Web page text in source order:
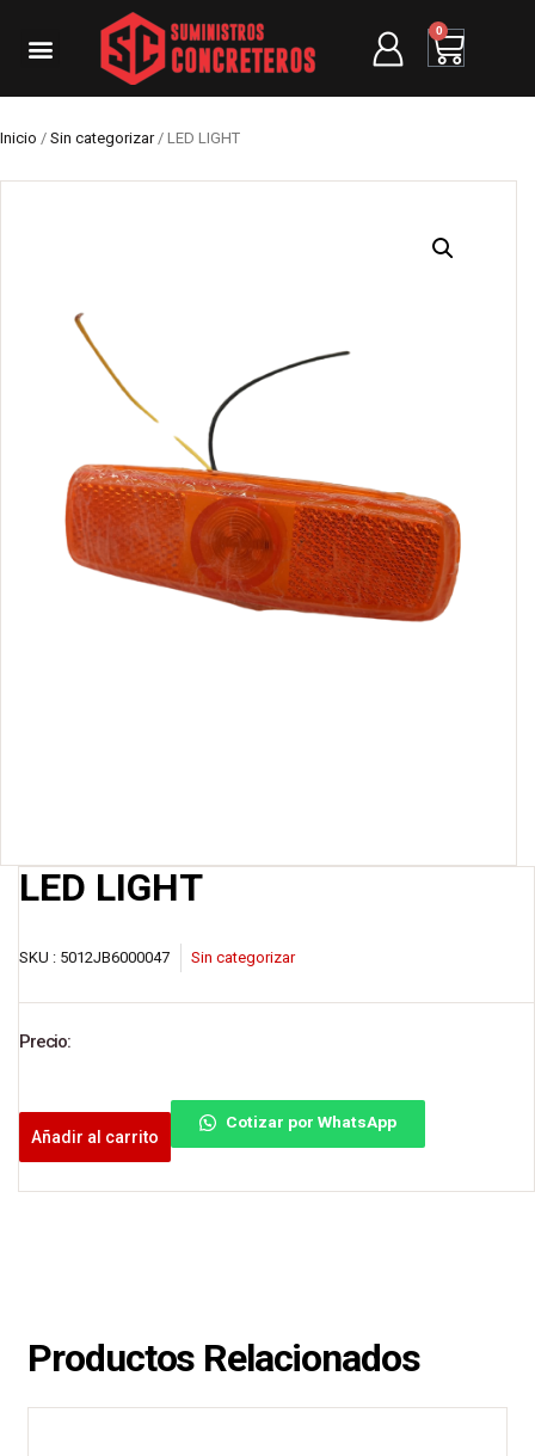
0
Inicio / Sin categorizar/ LED LIGHT
LED LIGHT
SKU : 5012JB6000047 Sin categorizar
Precio:
Añadir al carrito
Cotizar por WhatsApp
Productos Relacionados